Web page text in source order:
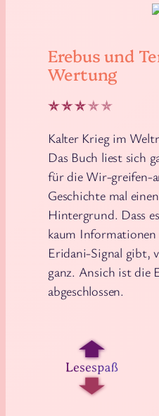
Erebus und
Wertung
Kalter Krieg im
Das Buch liest sich
für die Wir-greifen-
Geschichte mal
Hintergrund. Dass
kaum
Eridani-Signal gibt,
ganz. Ansich ist die
abgeschlossen.